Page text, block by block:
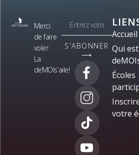
Merci
de faire
voler
La
deMOIs’aile!
S'ABONNER
⟶
Accueil
Qui
Écoles
votre